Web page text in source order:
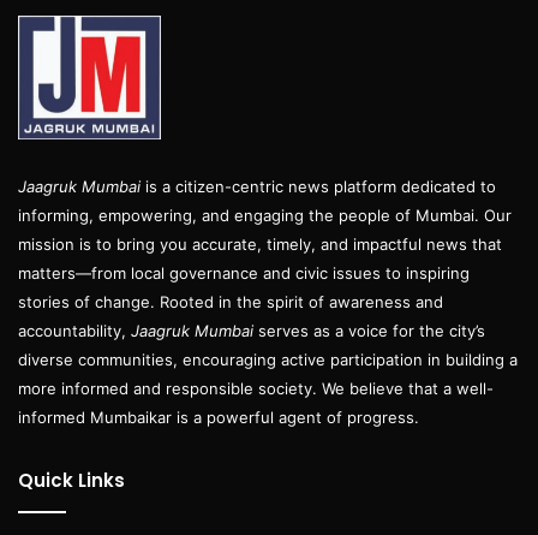
Jaagruk Mumbai is a citizen-centric news platform dedicated to
informing, empowering, and engaging the people of Mumbai. Our
mission is to bring you accurate, timely, and impactful news that
matters—from local governance and civic issues to inspiring
stories of change. Rooted in the spirit of awareness and
accountability, Jaagruk Mumbai serves as a voice for the city’s
diverse communities, encouraging active participation in building a
more informed and responsible society. We believe that a well-
informed Mumbaikar is a powerful agent of progress.
Quick Links